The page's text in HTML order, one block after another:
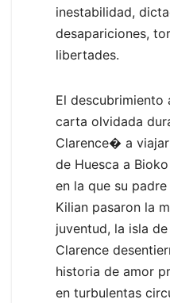
inestabilidad,
desapariciones,
libertades.
El descubrimiento
carta olvidada
Clarence� a
de Huesca a
en la que su
Kilian pasaron la
juventud, la isla
Clarence
historia de amor
en turbulentas